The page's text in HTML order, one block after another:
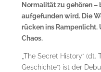
Normalität zu gehören –
aufgefunden wird. Die
rücken ins Rampenlicht.
Chaos.
„The Secret History“ (dt.
Geschichte“) ist der